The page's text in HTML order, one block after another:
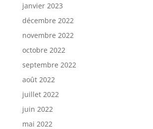
janvier 2023
décembre 2022
novembre 2022
octobre 2022
septembre 2022
août 2022
juillet 2022
juin 2022
mai 2022